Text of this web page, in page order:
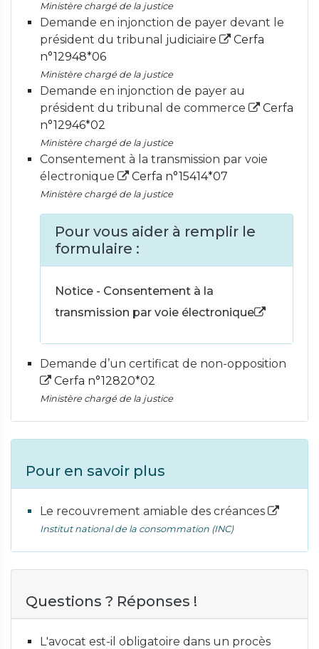
Ministère chargé de la justice
Demande en injonction de payer devant le
président du tribunal judiciaire
Cerfa
n°12948*06
Ministère chargé de la justice
Demande en injonction de payer au
président du tribunal de commerce
Cerfa
n°12946*02
Ministère chargé de la justice
Consentement à la transmission par voie
électronique
Cerfa n°15414*07
Ministère chargé de la justice
Pour vous aider à remplir le
formulaire :
Notice - Consentement à la
transmission par voie électronique
Demande d’un certificat de non-opposition
Cerfa n°12820*02
Ministère chargé de la justice
Pour en savoir plus
Le recouvrement amiable des créances
Institut national de la consommation (INC)
Questions ? Réponses !
L'avocat est-il obligatoire dans un procès